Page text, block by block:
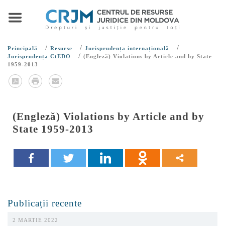
Principală / Resurse / Jurisprudența internațională /
Jurisprudența CtEDO / (Engleză) Violations by Article and by State
1959-2013
(Engleză) Violations by Article and by
State 1959-2013
Publicații recente
2 MARTIE 2022